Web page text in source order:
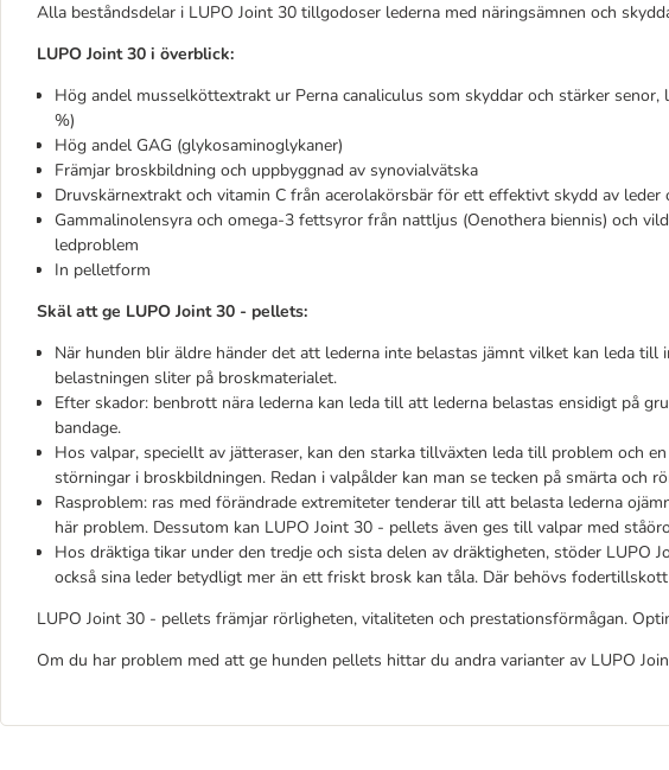
Alla beståndsdelar i LUPO Joint 30 tillgodoser lederna med näringsämnen och
LUPO Joint 30 i överblick:
Hög andel musselköttextrakt ur Perna canaliculus som skyddar och stärker
%)
Hög andel GAG (glykosaminoglykaner)
Främjar broskbildning och uppbyggnad av synovialvätska
Druvskärnextrakt och vitamin C från acerolakörsbär för ett effektivt skydd av leder
Gammalinolensyra och omega-3 fettsyror från nattljus (Oenothera biennis) och
ledproblem
In pelletform
Skäl att ge LUPO Joint 30 - pellets:
När hunden blir äldre händer det att lederna inte belastas jämnt vilket kan leda till
belastningen sliter på broskmaterialet.
Efter skador: benbrott nära lederna kan leda till att lederna belastas ensidigt på
bandage.
Hos valpar, speciellt av jätteraser, kan den starka tillväxten leda till problem och
störningar i broskbildningen. Redan i valpålder kan man se tecken på smärta och
Rasproblem: ras med förändrade extremiteter tenderar till att belasta lederna
här problem. Dessutom kan LUPO Joint 30 - pellets även ges till valpar med
Hos dräktiga tikar under den tredje och sista delen av dräktigheten, stöder LUPO
också sina leder betydligt mer än ett friskt brosk kan tåla. Där behövs
LUPO Joint 30 - pellets främjar rörligheten, vitaliteten och prestationsförmågan.
Om du har problem med att ge hunden pellets hittar du andra varianter av LUPO